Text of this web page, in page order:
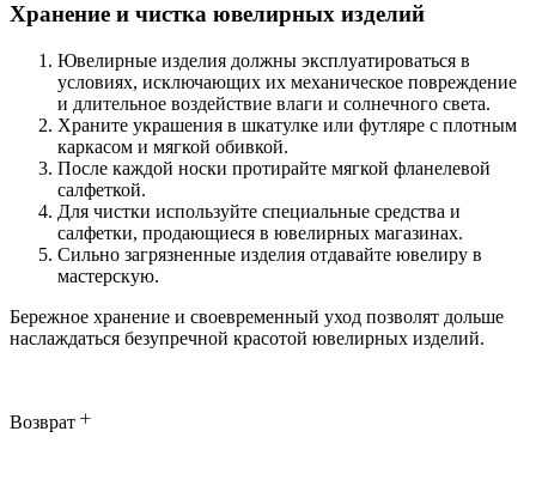
Хранение и чистка ювелирных изделий
Ювелирные изделия должны эксплуатироваться в
условиях, исключающих их механическое повреждение
и длительное воздействие влаги и солнечного света.
Храните украшения в шкатулке или футляре с плотным
каркасом и мягкой обивкой.
После каждой носки протирайте мягкой фланелевой
салфеткой.
Для чистки используйте специальные средства и
салфетки, продающиеся в ювелирных магазинах.
Сильно загрязненные изделия отдавайте ювелиру в
мастерскую.
Бережное хранение и своевременный уход позволят дольше
наслаждаться безупречной красотой ювелирных изделий.
Возврат